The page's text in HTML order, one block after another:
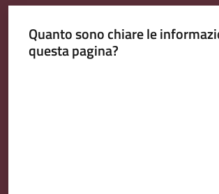
Quanto sono chiare le
questa pagina?